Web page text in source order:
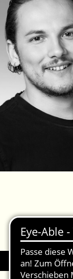
IMPRESSUM